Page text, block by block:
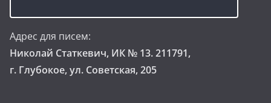
Адрес для писем:
Николай Статкевич, ИК № 13. 211791,
г. Глубокое, ул. Советская, 205